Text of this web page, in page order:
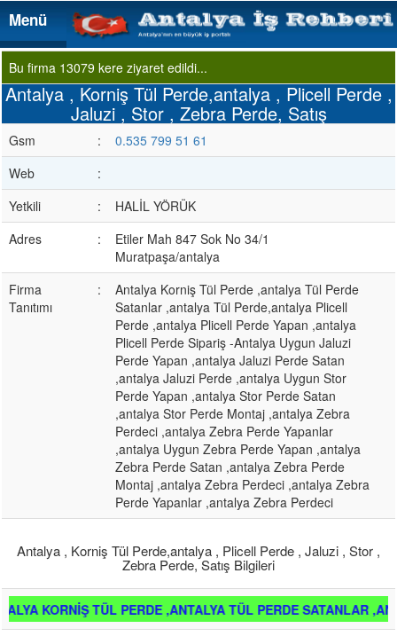
Menü
Menü
Bu firma 13079 kere ziyaret edildi...
Antalya , Korniş Tül Perde,antalya , Plicell Perde ,
Jaluzi , Stor , Zebra Perde, Satış
Gsm :
0.535 799 51 61
Web
:
Yetkili
:
HALİL YÖRÜK
Adres
:
Etiler Mah 847 Sok No 34/1
Muratpaşa/antalya
Firma
Tanıtımı
:
Antalya Korniş Tül Perde ,antalya Tül Perde
Satanlar ,antalya Tül Perde,antalya Plicell
Perde ,antalya Plicell Perde Yapan ,antalya
Plicell Perde Sipariş -Antalya Uygun Jaluzi
Perde Yapan ,antalya Jaluzi Perde Satan
,antalya Jaluzi Perde ,antalya Uygun Stor
Perde Yapan ,antalya Stor Perde Satan
,antalya Stor Perde Montaj ,antalya Zebra
Perdeci ,antalya Zebra Perde Yapanlar
,antalya Uygun Zebra Perde Yapan ,antalya
Zebra Perde Satan ,antalya Zebra Perde
Montaj ,antalya Zebra Perdeci ,antalya Zebra
Perde Yapanlar ,antalya Zebra Perdeci
Antalya , Korniş Tül Perde,antalya , Plicell Perde , Jaluzi , Stor ,
Zebra Perde, Satış Bilgileri
TÜL PERDE ,ANTALYA TÜL PERDE SATANLAR ,ANTALYA